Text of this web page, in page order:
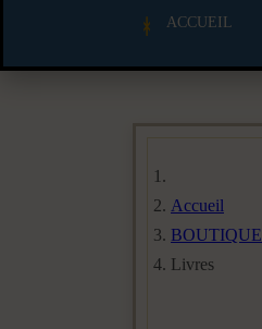
ACCUEIL
Accueil
BOUTIQUE
Livres